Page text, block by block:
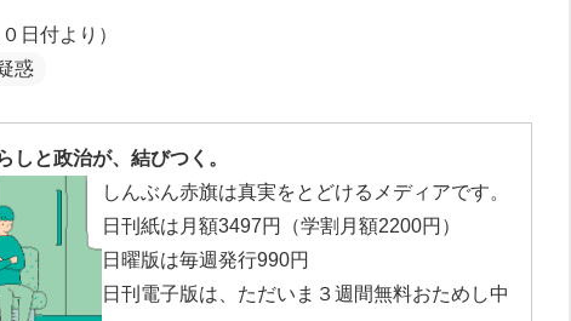
日付より）
惑
しと政治が、結びつく。
しんぶん赤旗は真実をとどけるメディアです。
日刊紙は月額3497円（学割月額2200円）
日曜版は毎週発行990円
日刊電子版は、ただいま３週間無料おためし中